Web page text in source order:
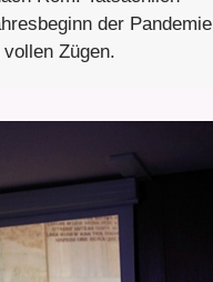
der Pandemie
Zügen.